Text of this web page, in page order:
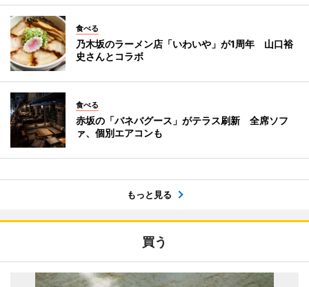
食べる
乃木坂のラーメン店「いわいや」が1周年 山口裕
史さんとコラボ
食べる
赤坂の「バネバグース」がテラス刷新 全席ソフ
ァ、個別エアコンも
もっと見る
買う